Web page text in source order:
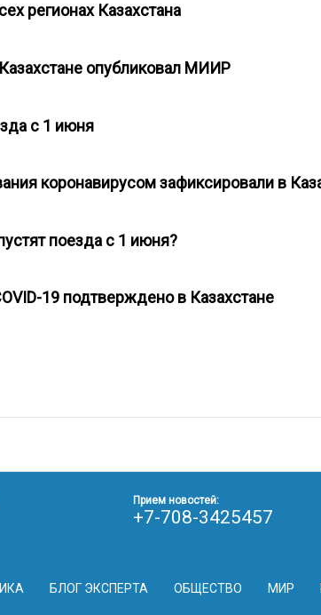
регионах Казахстана
опубликовал МИИР
с 1 июня
коронавирусом зафиксировали в
поезда с 1 июня?
19 подтверждено в Казахстане
БЛОГ ЭКСПЕРТА ОБЩЕСТВО МИР
Прием новостей:
+7-708-3425457